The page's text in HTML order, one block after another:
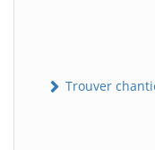
Trouver